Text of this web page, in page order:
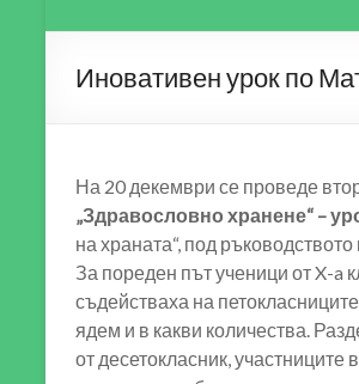
Иновативен урок по
На 20 декември се проведе
„Здравословно хранене“ –
на храната“, под
За пореден път ученици от X-a
съдействаха на
ядем и в какви количества.
от десетокласник, участниците